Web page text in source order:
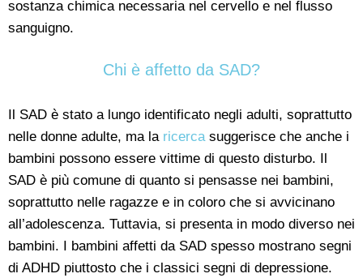
sostanza chimica necessaria nel cervello e nel flusso
sanguigno.
Chi è affetto da SAD?
Il SAD è stato a lungo identificato negli adulti, soprattutto
nelle donne adulte, ma la ricercasuggerisce che anche i
bambini possono essere vittime di questo disturbo. Il
SAD è più comune di quanto si pensasse nei bambini,
soprattutto nelle ragazze e in coloro che si avvicinano
all’adolescenza. Tuttavia, si presenta in modo diverso nei
bambini. I bambini affetti da SAD spesso mostrano segni
di ADHD piuttosto che i classici segni di depressione.